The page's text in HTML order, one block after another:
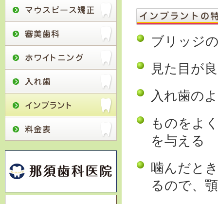
ブリッジ
見た目が
入れ歯の
ものをよ
を与える
噛んだと
るので、